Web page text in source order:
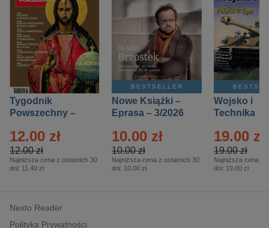
Tygodnik
Powszechny –
12.00 zł
12.00 zł
Najniższa cena z ostatnich 30
dni: 11.40 zł
BESTSELLER
Nowe Książki –
Eprasa – 3/2026
10.00 zł
10.00 zł
Najniższa cena z ostatnich 30
dni: 10.00 zł
Wojsko i
Technika
– 2/2026
19.00 zł
19.00 zł
Najniższa cena z
dni: 19.00 zł
Nexto Reader
Polityka Prywatności